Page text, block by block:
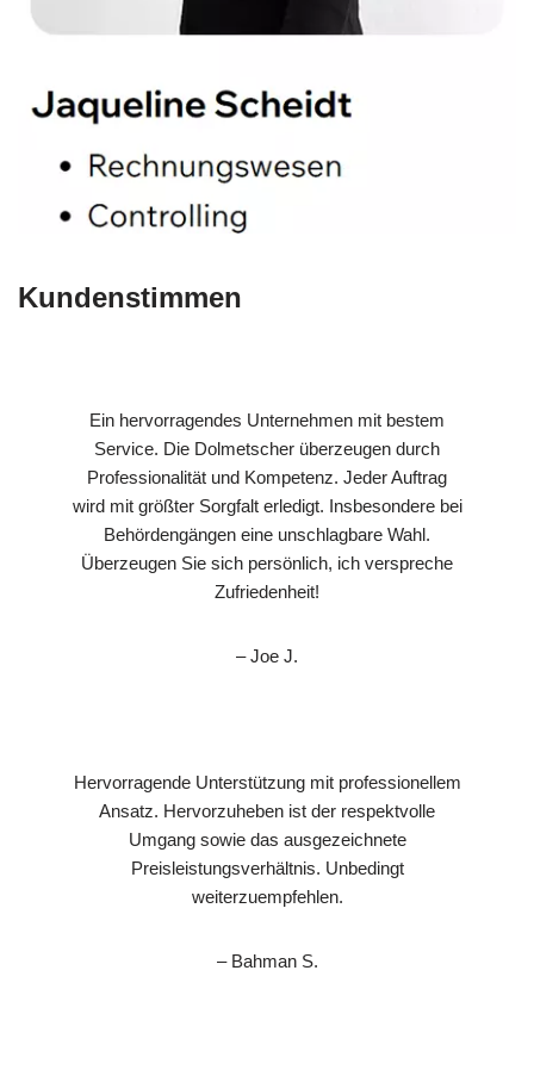
Kundenstimmen
Ein hervorragendes Unternehmen mit bestem
Service. Die Dolmetscher überzeugen durch
Professionalität und Kompetenz. Jeder Auftrag
wird mit größter Sorgfalt erledigt. Insbesondere bei
Behördengängen eine unschlagbare Wahl.
Überzeugen Sie sich persönlich, ich verspreche
Zufriedenheit!
– Joe J.
Hervorragende Unterstützung mit professionellem
Ansatz. Hervorzuheben ist der respektvolle
Umgang sowie das ausgezeichnete
Preisleistungsverhältnis. Unbedingt
weiterzuempfehlen.
– Bahman S.